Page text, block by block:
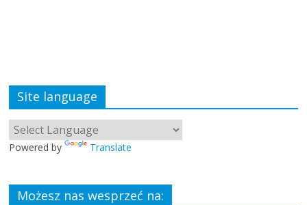
Site language
Powered by Translate
Możesz nas wesprzeć na: